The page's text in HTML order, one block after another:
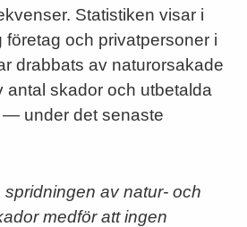
Statistiken visar i
och privatpersoner i
drabbats av naturorsakade
skador och utbetalda
under det senaste
av natur- och
medför att ingen